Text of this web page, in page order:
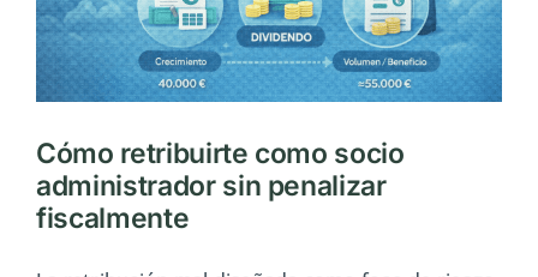
Cómo retribuirte como socio
administrador sin penalizar
fiscalmente